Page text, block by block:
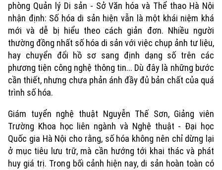
phòng Quản lý Di sản - Sở Văn hóa và Thể thao Hà Nội
nhận định: Số hóa di sản hiện vẫn là một khái niệm khá
mới và dễ bị hiểu theo cách giản đơn. Nhiều người
thường đồng nhất số hóa di sản với việc chụp ảnh tư liệu,
hay chuyển đổi hồ sơ sang định dạng số trên các
phương tiện công nghệ thông tin... Dù đây là những bước
cần thiết, nhưng chưa phản ánh đầy đủ bản chất của quá
trình số hóa.
Giám tuyển nghệ thuật Nguyễn Thế Sơn, Giảng viên
Trường Khoa học liên ngành và Nghệ thuật - Đại học
Quốc gia Hà Nội cho rằng, số hóa không nên chỉ dừng lại
ở mục tiêu lưu trữ, mà cần hướng tới khai thác và phát
huy giá trị. Trong bối cảnh hiện nay, di sản hoàn toàn có